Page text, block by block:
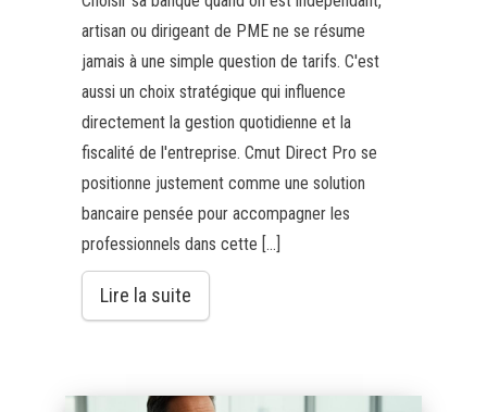
artisan ou dirigeant de PME ne se résume
jamais à une simple question de tarifs. C'est
aussi un choix stratégique qui influence
directement la gestion quotidienne et la
fiscalité de l'entreprise. Cmut Direct Pro se
positionne justement comme une solution
bancaire pensée pour accompagner les
professionnels dans cette […]
Lire la suite